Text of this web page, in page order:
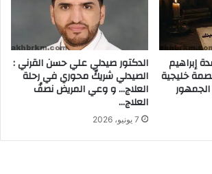
إبراهيم
خليجية
الدكتور صيدلي علي حسن القرني :
الصيدلي شريكٌ محوري في رحلة
العلاج… و وعي المريض نصفُ
العلاج…
7 يونيو، 2026